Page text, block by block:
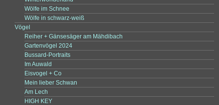
Wölfe im Schnee
Wölfe in schwarz-weiß
Vögel
Reiher + Gänsesäger am Mähdibach
Gartenvögel 2024
Bussard-Portraits
Im Auwald
Eisvogel + Co
Mein lieber Schwan
Am Lech
HIGH KEY